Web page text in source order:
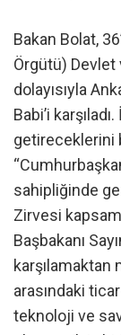
Bakan Bolat,
Örgütü) Devlet
dolayısıyla
Babi’i
getireceklerini
sahipliğinde
Zirvesi
Başbakanı
arasındaki
teknoloji ve